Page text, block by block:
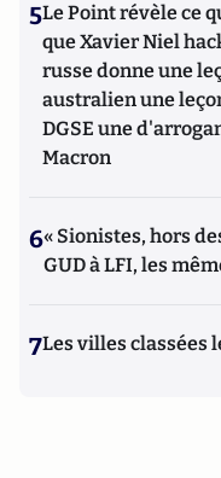
5Le Point révèle ce
que Xavier Niel
russe donne une
australien une
DGSE une
Macron
6« Sionistes, hors
GUD à LFI, les
7Les villes classées